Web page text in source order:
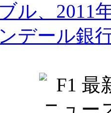
ル、2011
デール銀